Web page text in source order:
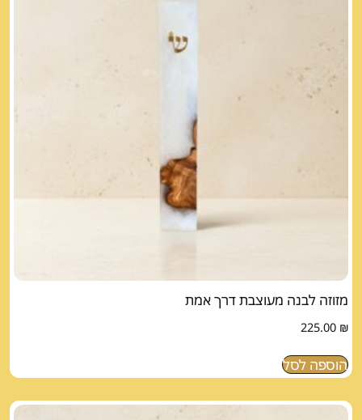
מזוזה לבנה מעוצבת דרך אמת
225.00 ₪
הוספה לסל